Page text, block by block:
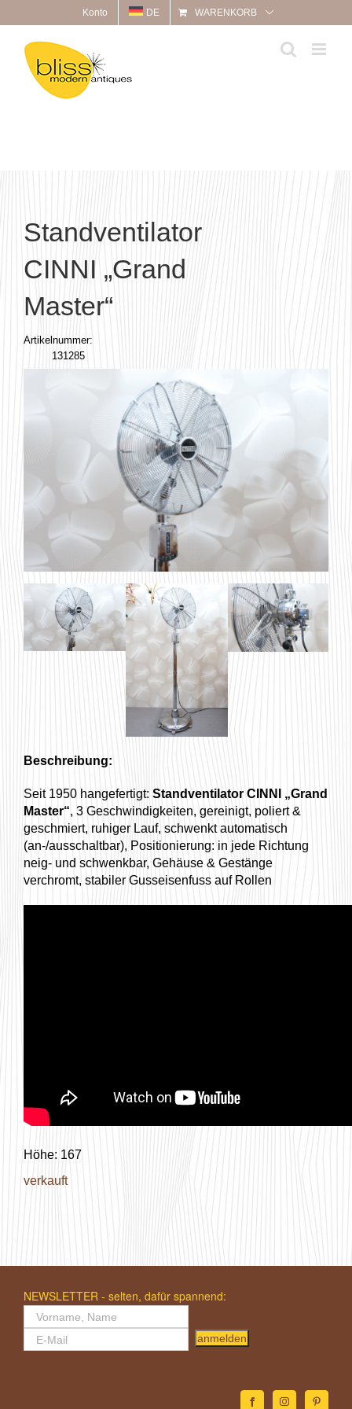
Inhalt
springen
Konto DE WARENKORB
Standventilator
CINNI „Grand
Master“
Artikelnummer:
131285
Beschreibung:
Seit 1950 hangefertigt: Standventilator CINNI „Grand
Master“, 3 Geschwindigkeiten, gereinigt, poliert &
geschmiert, ruhiger Lauf, schwenkt automatisch
(an-/ausschaltbar), Positionierung: in jede Richtung
neig- und schwenkbar, Gehäuse & Gestänge
verchromt, stabiler Gusseisenfuss auf Rollen
Höhe: 167
verkauft
NEWSLETTER - selten, dafür spannend:
anmelden